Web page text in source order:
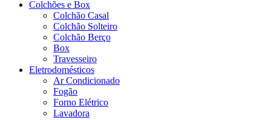
Colchões e Box
Colchão Casal
Colchão Solteiro
Colchão Berço
Box
Travesseiro
Eletrodomésticos
Ar Condicionado
Fogão
Forno Elétrico
Lavadora